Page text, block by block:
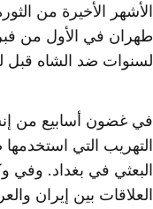
الأشهر الأخيرة من
لسنوات ضد الشاه قبل
في غضون أسابيع من
التهريب التي
العلاقات بين إيران